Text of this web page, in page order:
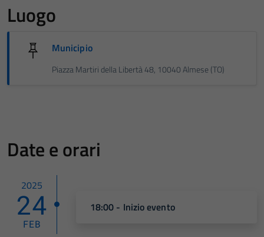
Luogo
Municipio
Piazza Martiri della Libertà 48, 10040 Almese (TO)
Date e orari
2025
24
FEB
18:00 - Inizio evento